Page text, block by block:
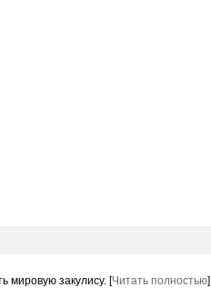
мировую закулису. [Читать полностью]